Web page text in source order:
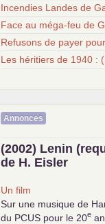
Incendies Landes de
Face au méga-feu de
Refusons de payer
Les héritiers de 1940 :
Annonces
(2002) Lenin
de H. Eisler
Un film
Sur une musique de
du PCUS pour le 20e